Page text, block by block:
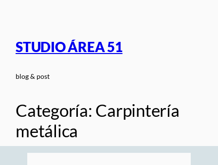
STUDIO ÁREA 51
blog & post
Categoría: Carpintería
metálica